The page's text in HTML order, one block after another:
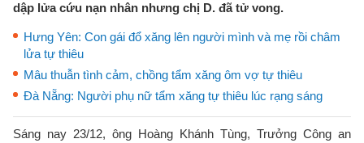
dập lửa cứu nạn nhân nhưng chị D. đã tử vong.
Hưng Yên: Con gái đổ xăng lên người mình và mẹ rồi châm
lửa tự thiêu
Mâu thuẫn tình cảm, chồng tẩm xăng ôm vợ tự thiêu
Đà Nẵng: Người phụ nữ tẩm xăng tự thiêu lúc rạng sáng
Sáng nay 23/12, ông Hoàng Khánh Tùng, Trưởng Công an